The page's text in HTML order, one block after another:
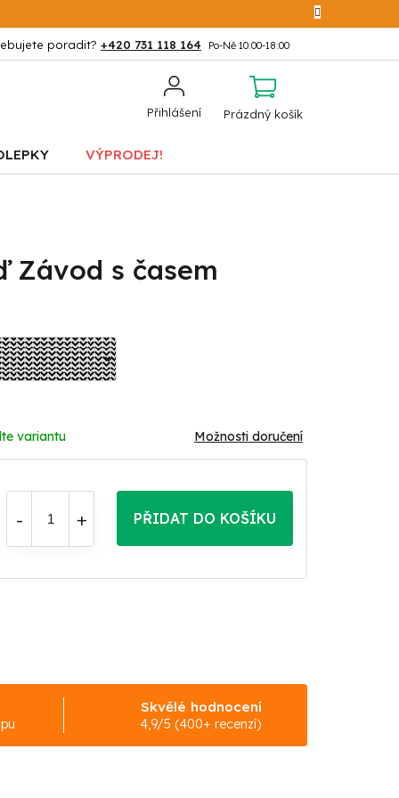
+420 731 118 164
Přihlášení
NÁKUPNÍ
Prázdný košík
VÝPRODEJ!
Závod s časem
variantu Možnosti doručení
PŘIDAT DO KOŠÍKU
Skvělé hodnocení
4,9/5 (400+ recenzí)